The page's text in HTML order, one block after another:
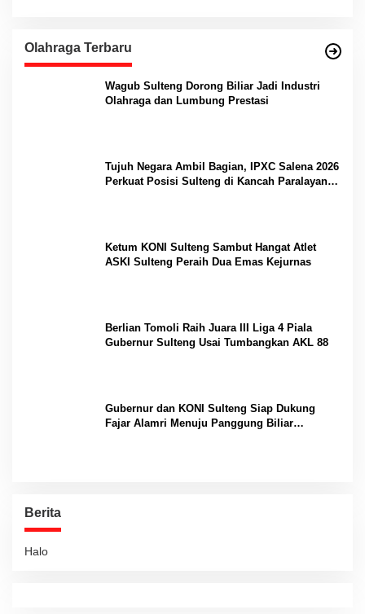
Olahraga Terbaru
Wagub Sulteng Dorong Biliar Jadi Industri
Olahraga dan Lumbung Prestasi
Tujuh Negara Ambil Bagian, IPXC Salena 2026
Perkuat Posisi Sulteng di Kancah Paralayang
Ketum KONI Sulteng Sambut Hangat Atlet
ASKI Sulteng Peraih Dua Emas Kejurnas
Berlian Tomoli Raih Juara III Liga 4 Piala
Gubernur Sulteng Usai Tumbangkan AKL 88
Gubernur dan KONI Sulteng Siap Dukung
Fajar Alamri Menuju Panggung Biliar
Berita
Halo